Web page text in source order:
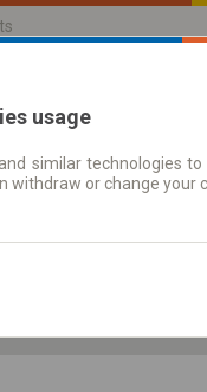
Journey planner |
usage
similar technologies
withdraw or change